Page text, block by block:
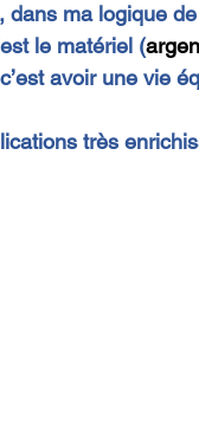
dans ma logique
le matériel (
avoir une vie
très